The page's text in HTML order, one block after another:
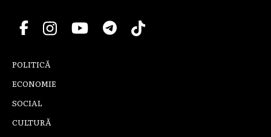
POLITICĂ
ECONOMIE
SOCIAL
CULTURĂ